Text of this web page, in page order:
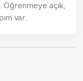
açık,
var.